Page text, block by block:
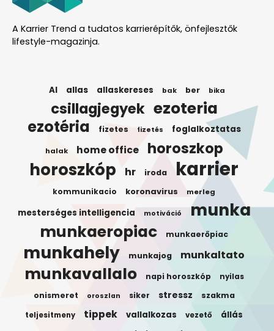
A Karrier Trend a tudatos karrierépítők, önfejlesztők
lifestyle-magazinja.
AI allas allaskereses bak ber bika
csillagjegyek ezoteria
ezotéria fizetes fizetés foglalkoztatas
halak home office horoszkop
horoszkóp hr iroda karrier
kommunikacio koronavirus merleg
mesterséges intelligencia motiváció munka
munkaeropiac munkaerőpiac
munkahely munkajog munkaltato
munkavallalo napi horoszkóp nyilas
onismeret oroszlan siker stressz szakma
teljesitmeny tippek vallalkozas vezető állás